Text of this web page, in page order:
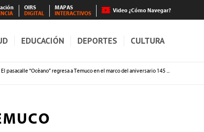
OIRS
DIGITAL
MAPAS
INTERACTIVOS
Video ¿Cómo Navegar?
EDUCACIÓN DEPORTES CULTURA
El pasacalle “Océano” regresa a Temuco en el marco del aniversario 145 ...